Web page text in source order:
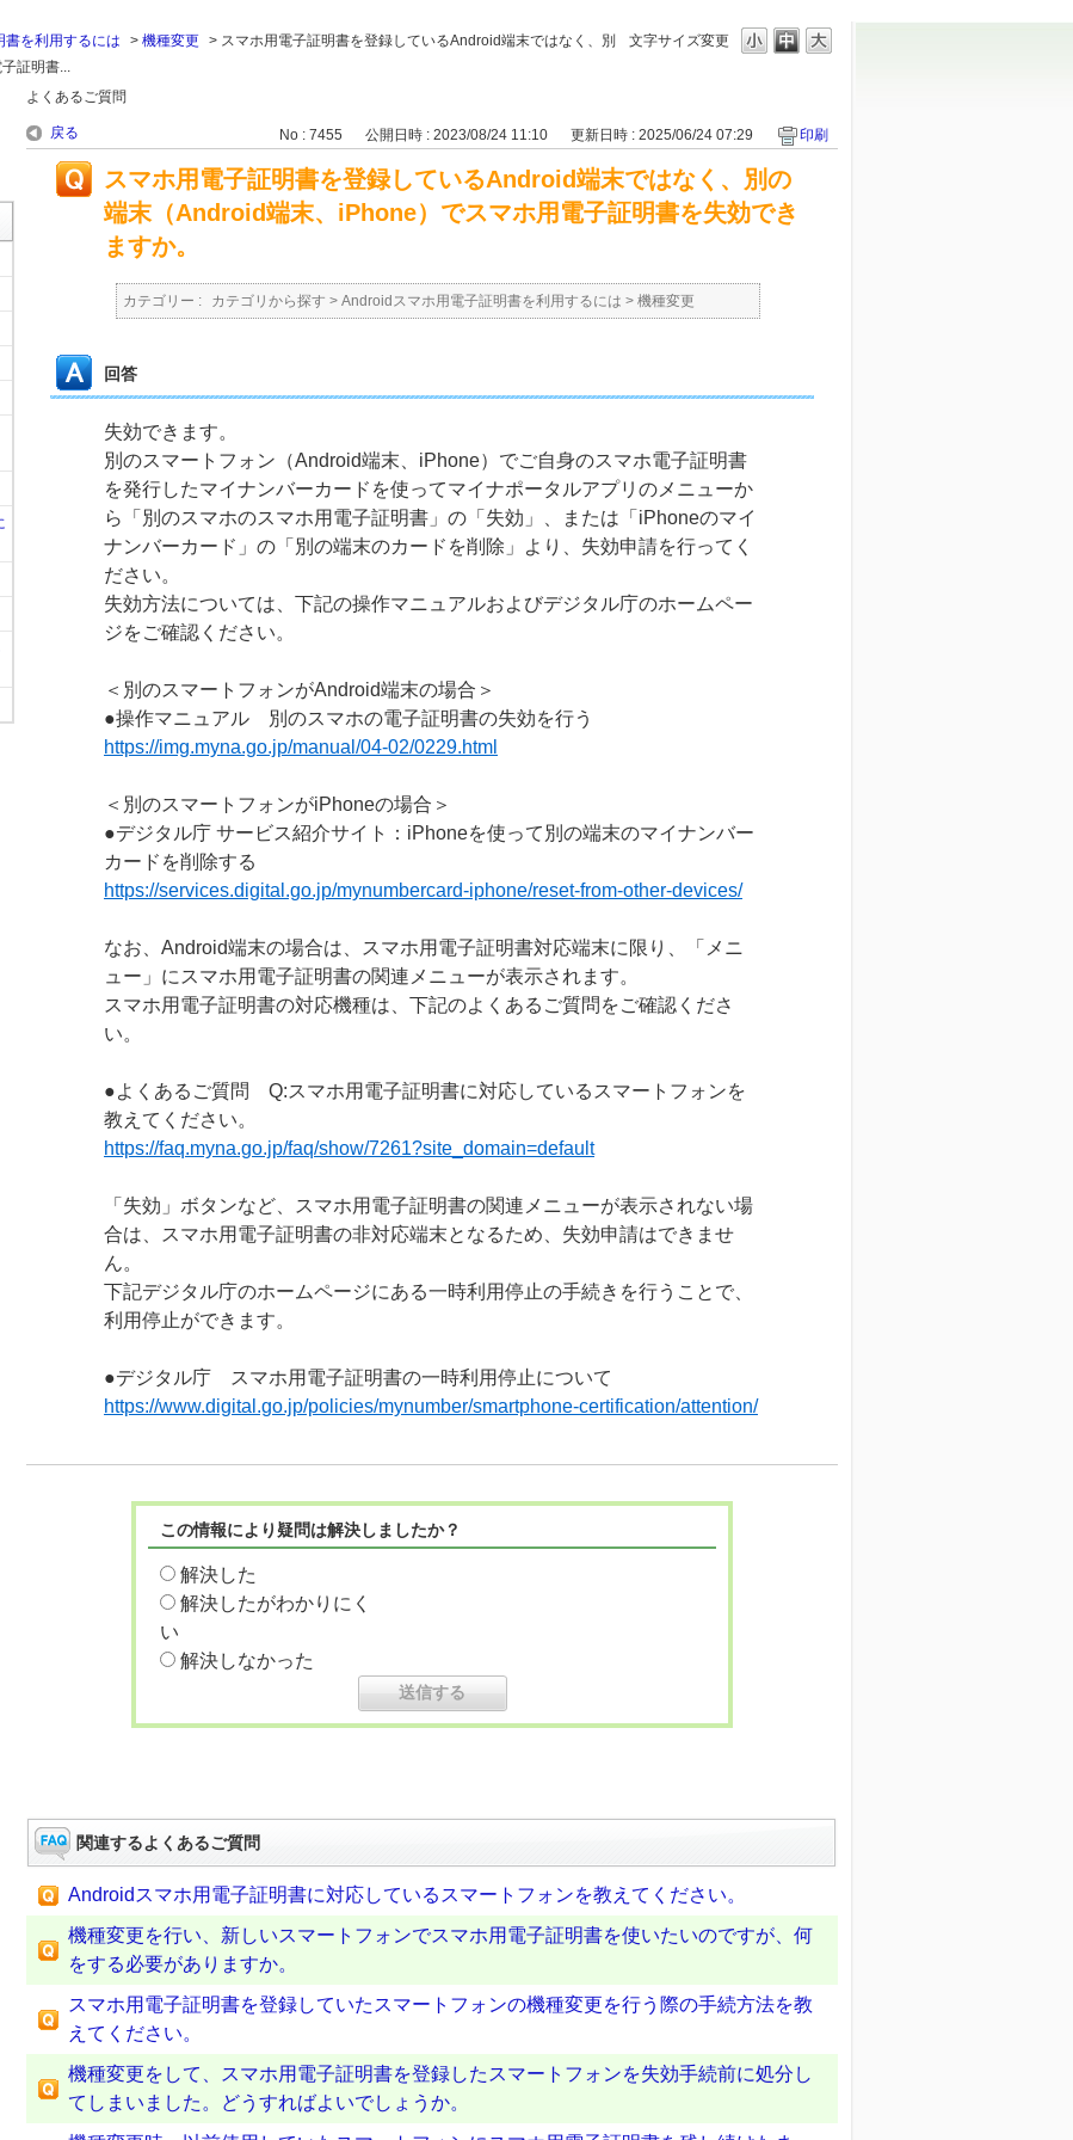
文字サイズ変更
を利用するには > 機種変更 > スマホ用電子証明書を登録しているAndroid端末ではなく、別
証明書...
よくあるご質問
戻る No : 7455 公開日時 : 2023/08/24 11:10 更新日時 : 2025/06/24 07:29 印刷
スマホ用電子証明書を登録しているAndroid端末ではなく、別の
端末（Android端末、iPhone）でスマホ用電子証明書を失効でき
ますか。
カテゴリー : カテゴリから探す > Androidスマホ用電子証明書を利用するには > 機種変更
回答
失効できます。
別のスマートフォン（Android端末、iPhone）でご自身のスマホ電子証明書
を発行したマイナンバーカードを使ってマイナポータルアプリのメニューか
ら「別のスマホのスマホ用電子証明書」の「失効」、または「iPhoneのマイ
ナンバーカード」の「別の端末のカードを削除」より、失効申請を行ってく
ださい。
失効方法については、下記の操作マニュアルおよびデジタル庁のホームペー
ジをご確認ください。
＜別のスマートフォンがAndroid端末の場合＞
●操作マニュアル 別のスマホの電子証明書の失効を行う
https://img.myna.go.jp/manual/04-02/0229.html
＜別のスマートフォンがiPhoneの場合＞
●デジタル庁 サービス紹介サイト：iPhoneを使って別の端末のマイナンバー
カードを削除する
https://services.digital.go.jp/mynumbercard-iphone/reset-from-other-devices/
なお、Android端末の場合は、スマホ用電子証明書対応端末に限り、「メニ
ュー」にスマホ用電子証明書の関連メニューが表示されます。
スマホ用電子証明書の対応機種は、下記のよくあるご質問をご確認くださ
い。
●よくあるご質問 Q:スマホ用電子証明書に対応しているスマートフォンを
教えてください。
https://faq.myna.go.jp/faq/show/7261?site_domain=default
「失効」ボタンなど、スマホ用電子証明書の関連メニューが表示されない場
合は、スマホ用電子証明書の非対応端末となるため、失効申請はできませ
ん。
下記デジタル庁のホームページにある一時利用停止の手続きを行うことで、
利用停止ができます。
●デジタル庁 スマホ用電子証明書の一時利用停止について
https://www.digital.go.jp/policies/mynumber/smartphone-certification/attention/
この情報により疑問は解決しましたか？
解決した
解決したがわかりにく
い
解決しなかった
関連するよくあるご質問
Androidスマホ用電子証明書に対応しているスマートフォンを教えてください。
機種変更を行い、新しいスマートフォンでスマホ用電子証明書を使いたいのですが、何
をする必要がありますか。
スマホ用電子証明書を登録していたスマートフォンの機種変更を行う際の手続方法を教
えてください。
機種変更をして、スマホ用電子証明書を登録したスマートフォンを失効手続前に処分し
てしまいました。どうすればよいでしょうか。